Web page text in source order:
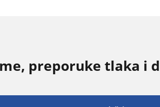
preporuke tlaka i